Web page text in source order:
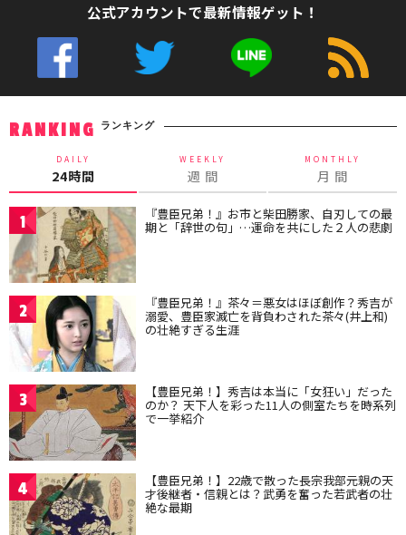
公式アカウントで最新情報ゲット！
RANKING ランキング
DAILY
24時間
WEEKLY
週 間
MONTHLY
月 間
1 『豊臣兄弟！』お市と柴田勝家、自刃しての最
期と「辞世の句」…運命を共にした２人の悲劇
2 『豊臣兄弟！』茶々＝悪女はほぼ創作？秀吉が
溺愛、豊臣家滅亡を背負わされた茶々(井上和)
の壮絶すぎる生涯
3 【豊臣兄弟！】秀吉は本当に「女狂い」だった
のか？ 天下人を彩った11人の側室たちを時系列
で一挙紹介
4 【豊臣兄弟！】22歳で散った長宗我部元親の天
才後継者・信親とは？武勇を奮った若武者の壮
絶な最期